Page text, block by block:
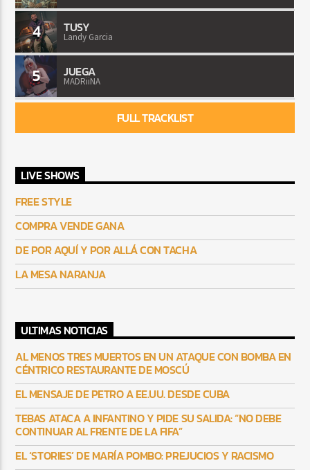
4 TUSY
Landy Garcia
5 JUEGA
MADRiiNA
FULL TRACKLIST
LIVE SHOWS
FREE STYLE
COMPRA VENDE GANA
DE POR AQUÍ Y POR ALLÁ CON TACHA
LA MESA NARANJA
ULTIMAS NOTICIAS
AL MENOS TRES MUERTOS EN UN ATAQUE CON BOMBA EN
CÉNTRICO RESTAURANTE DE MOSCÚ
EL MENSAJE DE PETRO A EE.UU. DESDE CUBA
TEBAS ATACA A INFANTINO Y PIDE SU SALIDA: “NO DEBE
CONTINUAR AL FRENTE DE LA FIFA”
EL ‘STORIES’ DE MARÍA POMBO: PREJUCIOS Y RACISMO